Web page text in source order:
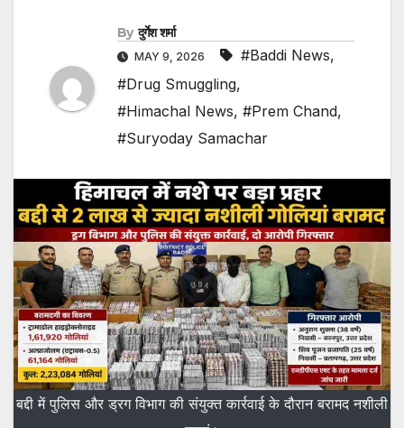
By दुर्गेश शर्मा
MAY 9, 2026 #Baddi News,
#Drug Smuggling,
#Himachal News, #Prem Chand,
#Suryoday Samachar
बद्दी में पुलिस और ड्रग विभाग की संयुक्त कार्रवाई के दौरान बरामद नशीली